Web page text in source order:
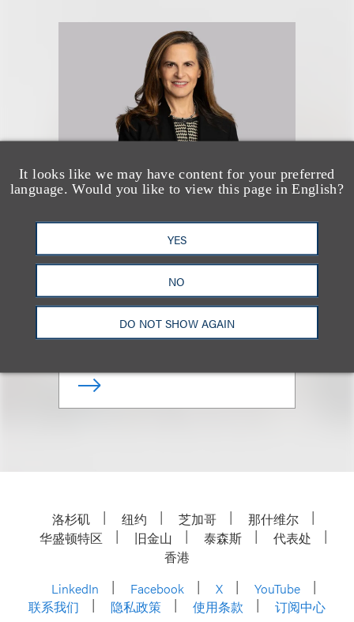
It looks like we may have content for your preferred
language. Would you like to view this page in English?
YES
NO
DO NOT SHOW AGAIN
Carol M. Kaplan
(she/her)
Co-Chair, Theater & Live
Entertainment
+1.212.407.4142
洛杉矶 纽约 芝加哥
那什维尔
华盛顿特区
旧金山 泰森斯
代表处
香港
LinkedIn
Facebook X
YouTube
联系我们
隐私政策 使用条款 订阅中心